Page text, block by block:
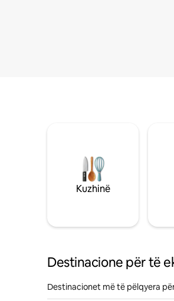
Kuzhinë
Destinacione për të
Destinacionet më të pëlqyera